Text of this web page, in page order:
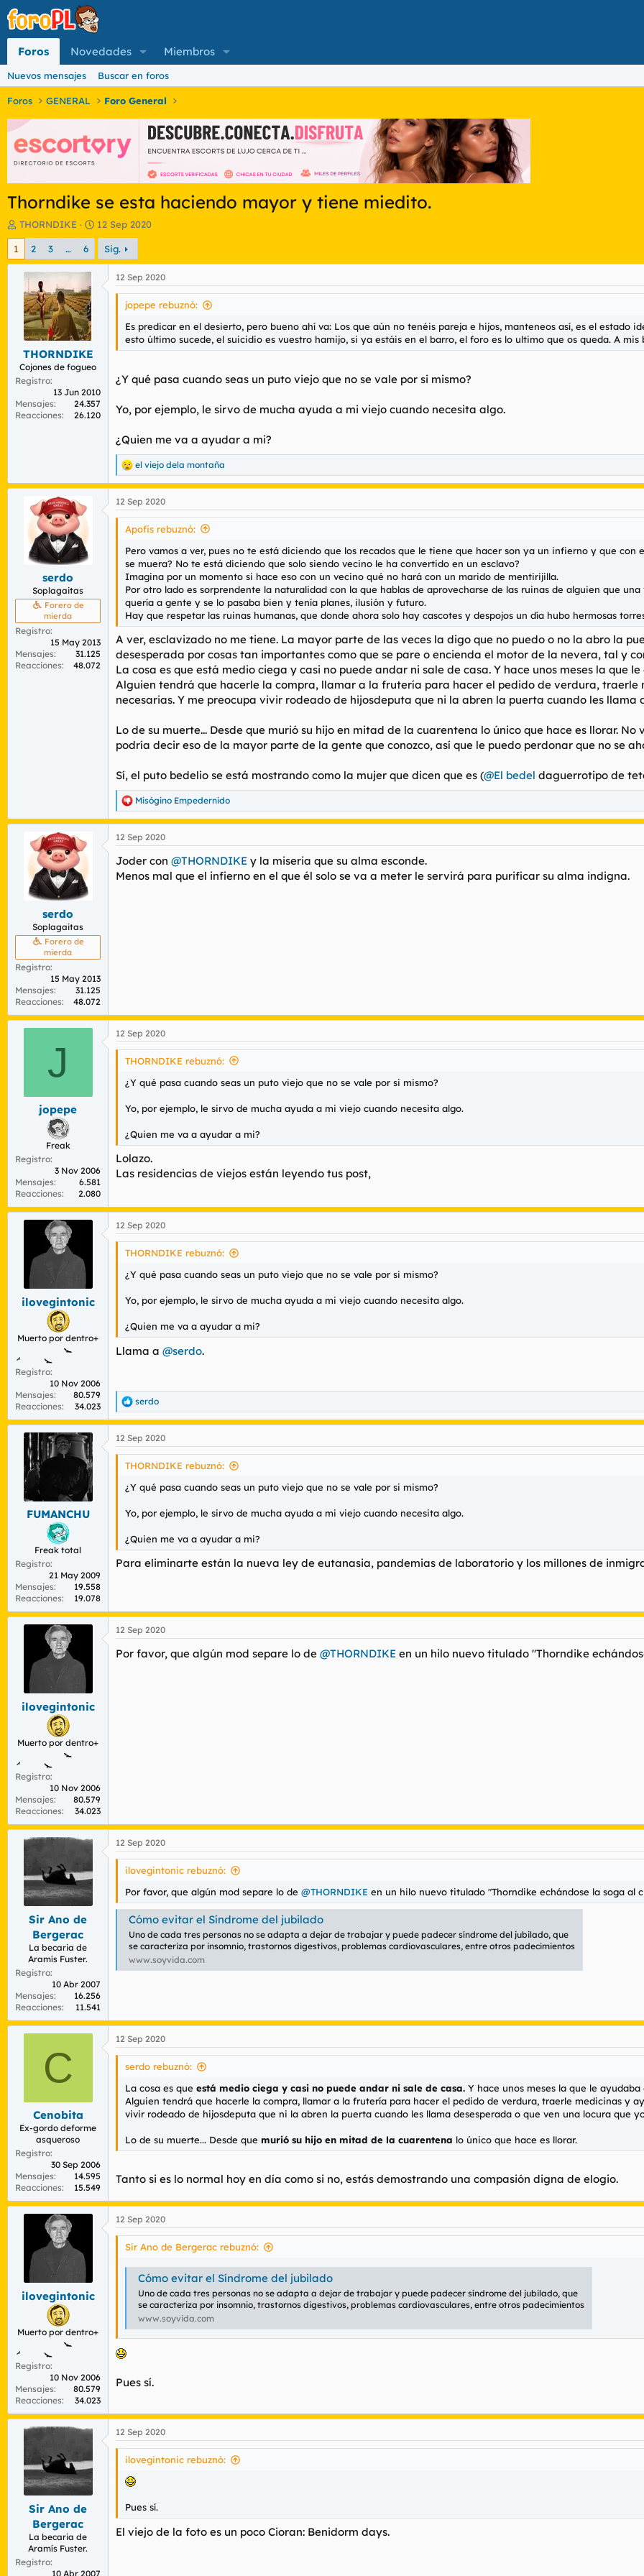
Foros Novedades Miembros
Nuevos mensajes Buscar en foros
Foros GENERAL Foro General
Thorndike se esta haciendo mayor y tiene miedito.
I
n
c
d
o
d
e
l
t
m
a
THORNDIKE
F
e
h
12 Sep 2020
1 2 3 … 6 Sig.
THORNDIKE
Cojones de fogueo
Registro
13 Jun 2010
Mensajes
24.357
Reacciones
26.120
12 Sep 2020
jopepe rebuznó:
Es predicar en el desierto, pero bueno ahí va: Los que aún no tenéis pareja e hijos, manteneos así, es el estado
esto último sucede, el suicidio es vuestro hamijo, si ya estáis en el barro, el foro es lo ultimo que os queda. A mis
¿Y qué pasa cuando seas un puto viejo que no se vale por si mismo?
Yo, por ejemplo, le sirvo de mucha ayuda a mi viejo cuando necesita algo.
¿Quien me va a ayudar a mi?
R
e
a
c
c
e
el viejo dela montaña
serdo
Soplagaitas
Forero de
mierda
Registro
15 May 2013
Mensajes
31.125
Reacciones
48.072
12 Sep 2020
Apofis rebuznó:
Pero vamos a ver, pues no te está diciendo que los recados que le tiene que hacer son ya un infierno y que
se muera? No te está diciendo que solo siendo vecino le ha convertido en un esclavo?
Imagina por un momento si hace eso con un vecino qué no hará con un marido de mentirijilla.
Por otro lado es sorprendente la naturalidad con la que hablas de aprovecharse de las ruinas de alguien que
quería a gente y se lo pasaba bien y tenía planes, ilusión y futuro.
Hay que respetar las ruinas humanas, que donde ahora solo hay cascotes y despojos un día hubo hermosas
A ver, esclavizado no me tiene. La mayor parte de las veces la digo que no puedo o no la abro la
desesperada por cosas tan importantes como que se pare o encienda el motor de la nevera, tal y
La cosa es que está medio ciega y casi no puede andar ni sale de casa. Y hace unos meses la que
Alguien tendrá que hacerle la compra, llamar a la frutería para hacer el pedido de verdura, traerle
necesarias. Y me preocupa vivir rodeado de hijosdeputa que ni la abren la puerta cuando les llama
Lo de su muerte... Desde que murió su hijo en mitad de la cuarentena lo único que hace es llorar.
podría decir eso de la mayor parte de la gente que conozco, así que le puedo perdonar que no se
Sí, el puto bedelio se está mostrando como la mujer que dicen que es (@El bedel daguerrotipo de
R
e
a
c
i
o
Misógino Empedernido
serdo
Soplagaitas
Forero de
mierda
Registro
15 May 2013
Mensajes
31.125
Reacciones
48.072
12 Sep 2020
Joder con @THORNDIKE y la miseria que su alma esconde.
Menos mal que el infierno en el que él solo se va a meter le servirá para purificar su alma indigna.
J
jopepe
Freak
Registro
3 Nov 2006
Mensajes
6.581
Reacciones
2.080
12 Sep 2020
THORNDIKE rebuznó:
¿Y qué pasa cuando seas un puto viejo que no se vale por si mismo?
Yo, por ejemplo, le sirvo de mucha ayuda a mi viejo cuando necesita algo.
¿Quien me va a ayudar a mi?
Lolazo.
Las residencias de viejos están leyendo tus post,
ilovegintonic
Muerto por dentro+
Registro
10 Nov 2006
Mensajes
80.579
Reacciones
34.023
12 Sep 2020
THORNDIKE rebuznó:
¿Y qué pasa cuando seas un puto viejo que no se vale por si mismo?
Yo, por ejemplo, le sirvo de mucha ayuda a mi viejo cuando necesita algo.
¿Quien me va a ayudar a mi?
Llama a @serdo.
R
e
a
c
c
serdo
FUMANCHU
Freak total
Registro
21 May 2009
Mensajes
19.558
Reacciones
19.078
12 Sep 2020
THORNDIKE rebuznó:
¿Y qué pasa cuando seas un puto viejo que no se vale por si mismo?
Yo, por ejemplo, le sirvo de mucha ayuda a mi viejo cuando necesita algo.
¿Quien me va a ayudar a mi?
Para eliminarte están la nueva ley de eutanasia, pandemias de laboratorio y los millones de
ilovegintonic
Muerto por dentro+
Registro
10 Nov 2006
Mensajes
80.579
Reacciones
34.023
12 Sep 2020
Por favor, que algún mod separe lo de @THORNDIKE en un hilo nuevo titulado "Thorndike
Sir Ano de
Bergerac
La becaria de
Aramís Fuster.
Registro
10 Abr 2007
Mensajes
16.256
Reacciones
11.541
12 Sep 2020
ilovegintonic rebuznó:
Por favor, que algún mod separe lo de @THORNDIKE en un hilo nuevo titulado "Thorndike echándose la soga al
Cómo evitar el Síndrome del jubilado
Uno de cada tres personas no se adapta a dejar de trabajar y puede padecer síndrome del jubilado, que
se caracteriza por insomnio, trastornos digestivos, problemas cardiovasculares, entre otros padecimientos
www.soyvida.com
C
Cenobita
Ex-gordo deforme
asqueroso
Registro
30 Sep 2006
Mensajes
14.595
Reacciones
15.549
12 Sep 2020
serdo rebuznó:
La cosa es que está medio ciega y casi no puede andar ni sale de casa. Y hace unos meses la que le
Alguien tendrá que hacerle la compra, llamar a la frutería para hacer el pedido de verdura, traerle medicinas y
vivir rodeado de hijosdeputa que ni la abren la puerta cuando les llama desesperada o que ven una locura que
Lo de su muerte... Desde que murió su hijo en mitad de la cuarentena lo único que hace es llorar.
Tanto si es lo normal hoy en día como si no, estás demostrando una compasión digna de elogio.
ilovegintonic
Muerto por dentro+
Registro
10 Nov 2006
Mensajes
80.579
Reacciones
34.023
12 Sep 2020
Sir Ano de Bergerac rebuznó:
Cómo evitar el Síndrome del jubilado
Uno de cada tres personas no se adapta a dejar de trabajar y puede padecer síndrome del jubilado, que
se caracteriza por insomnio, trastornos digestivos, problemas cardiovasculares, entre otros padecimientos
www.soyvida.com
Pues sí.
Sir Ano de
Bergerac
La becaria de
Aramís Fuster.
Registro
10 Abr 2007
12 Sep 2020
ilovegintonic rebuznó:
Pues sí.
El viejo de la foto es un poco Cioran: Benidorm days.